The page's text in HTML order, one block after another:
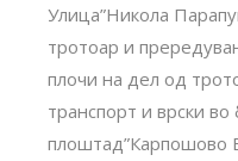
Улица”Никола
тротоар и
плочи на дел од
транспорт и врски во
плоштад”Карпошово